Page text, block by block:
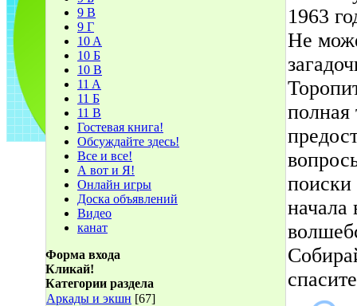
9 В
9 Г
10 A
10 Б
10 В
11 A
11 Б
11 В
Гостевая книга!
Обсуждайте здесь!
Все и все!
А вот и Я!
Онлайн игры
Доска объявлений
Видео
канат
Форма входа
Кликай!
Категории раздела
Аркады и экшн [67]
1963
Не
полная
поиски
начала